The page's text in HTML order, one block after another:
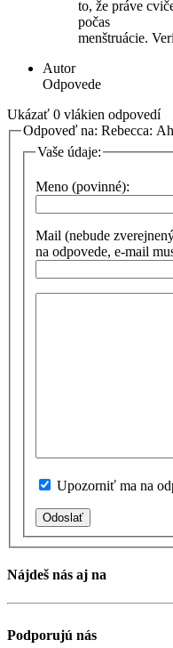
to, že práve
počas
menštruácie.
Autor
Odpovede
Ukázať 0 vlákien odpovedí
Odpoveď na: Rebecca:
Vaše údaje:
Meno (povinné):
Mail (nebude
na odpovede, e-mail
Upozorniť ma na
Odoslať
Nájdeš nás aj na
Podporujú nás